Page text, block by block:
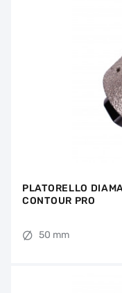
PLATORELLO
CONTOUR PRO
50 mm